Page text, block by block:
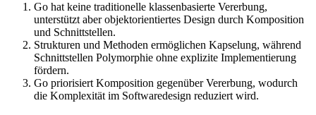
Go hat keine traditionelle klassenbasierte Vererbung,
unterstützt aber objektorientiertes Design durch Komposition
und Schnittstellen.
Strukturen und Methoden ermöglichen Kapselung, während
Schnittstellen Polymorphie ohne explizite Implementierung
fördern.
Go priorisiert Komposition gegenüber Vererbung, wodurch
die Komplexität im Softwaredesign reduziert wird.